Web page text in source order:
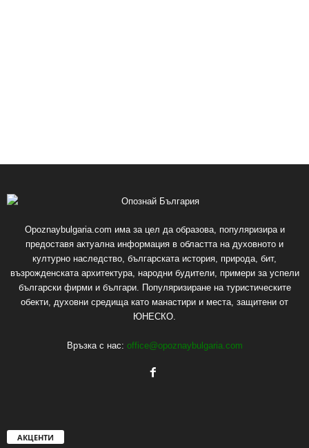
Opoznaybulgaria.com има за цел да образова, популяризира и
предоставя актуална информация в областта на духовното и
културно наследство, българската история, природа, бит,
възрожденската архитектура, народни будители, примери за успели
български фирми и българи. Популяризиране на туристическите
обекти, духовни средища като манастири и места, защитени от
ЮНЕСКО.
Връзка с нас: office@opoznaybulgaria.com
АКЦЕНТИ